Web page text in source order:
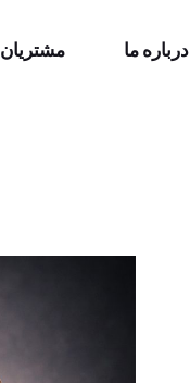
درباره ما مشتریان